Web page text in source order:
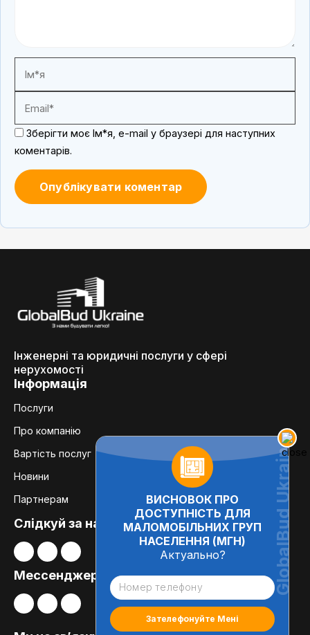
Зберігти моє Ім*я, e-mail у браузері для наступних
коментарів.
ВИСНОВОК ПРО
ДОСТУПНІСТЬ ДЛЯ
МАЛОМОБІЛЬНИХ ГРУП
НАСЕЛЕННЯ (МГН)
Актуально?
Інженерні та юридичні послуги у сфері
нерухомості
Інформація
Послуги
Про компанію
Вартість послуг
Новини
Партнерам
Слідкуй за нами:
Мессенджери